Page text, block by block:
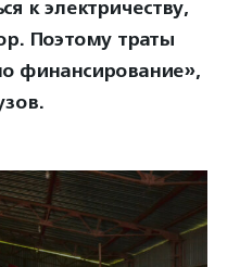
к электричеству,
Поэтому траты
финансирование»,